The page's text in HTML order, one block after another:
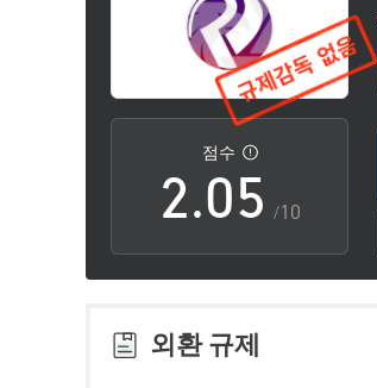
점수
0
1
2
3
4
.0
1
2
3
4
5
6
7
/10
외환 규제